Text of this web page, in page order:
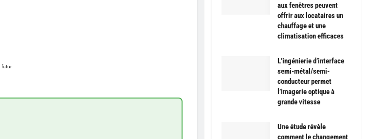
futur
aux fenêtres peuvent
offrir aux locataires un
chauffage et une
climatisation efficaces
L’ingénierie d’interface
semi-métal/semi-
conducteur permet
l’imagerie optique à
grande vitesse
Une étude révèle
comment le changement